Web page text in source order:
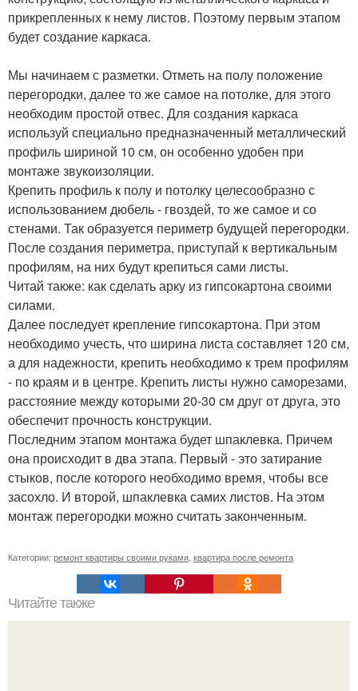
прикрепленных к нему листов. Поэтому первым этапом
будет создание каркаса.
Мы начинаем с разметки. Отметь на полу положение
перегородки, далее то же самое на потолке, для этого
необходим простой отвес. Для создания каркаса
используй специально предназначенный металлический
профиль шириной 10 см, он особенно удобен при
монтаже звукоизоляции.
Крепить профиль к полу и потолку целесообразно с
использованием дюбель - гвоздей, то же самое и со
стенами. Так образуется периметр будущей перегородки.
После создания периметра, приступай к вертикальным
профилям, на них будут крепиться сами листы.
Читай также: как сделать арку из гипсокартона своими
силами.
Далее последует крепление гипсокартона. При этом
необходимо учесть, что ширина листа составляет 120 см,
а для надежности, крепить необходимо к трем профилям
- по краям и в центре. Крепить листы нужно саморезами,
расстояние между которыми 20-30 см друг от друга, это
обеспечит прочность конструкции.
Последним этапом монтажа будет шпаклевка. Причем
она происходит в два этапа. Первый - это затирание
стыков, после которого необходимо время, чтобы все
засохло. И второй, шпаклевка самих листов. На этом
монтаж перегородки можно считать законченным.
Категории: ремонт квартиры своими руками квартира после ремонта
Читайте также